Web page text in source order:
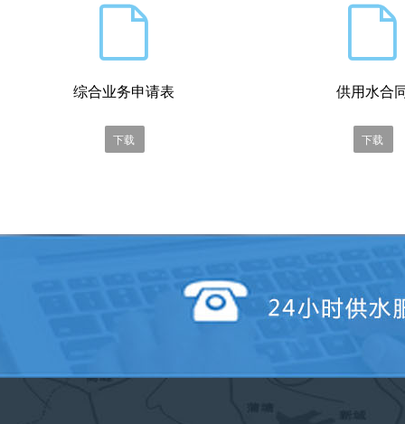

综合业务申请表
下载

供用水合
下载